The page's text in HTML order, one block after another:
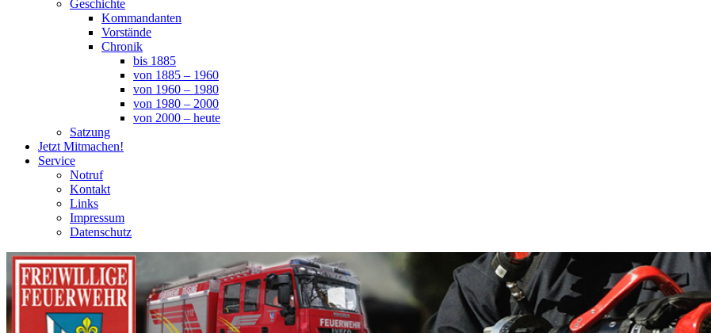
Geschichte
Kommandanten
Vorstände
Chronik
bis 1885
von 1885 – 1960
von 1960 – 1980
von 1980 – 2000
von 2000 – heute
Satzung
Jetzt Mitmachen!
Service
Notruf
Kontakt
Links
Impressum
Datenschutz